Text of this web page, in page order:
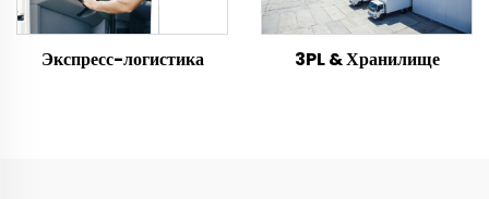
Экспресс-логистика 3PL & Хранилище